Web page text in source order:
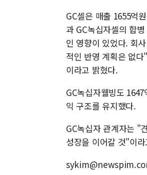
GC셀은 매출 1655억
과 GC녹십자셀의 합
인 영향이 있었다. 회
적인 반영 계획은 없
이라고 밝혔다.
GC녹십자웰빙도
익 구조를 유지했다.
GC녹십자 관계자는 "
성장을 이어갈 것"이